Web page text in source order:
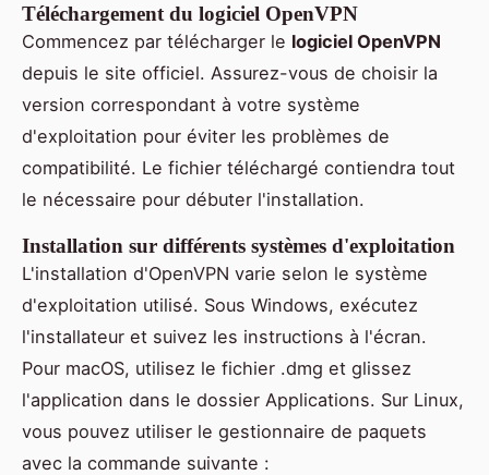
Téléchargement du logiciel OpenVPN
Commencez par télécharger le logiciel OpenVPN
depuis le site officiel. Assurez-vous de choisir la
version correspondant à votre système
d'exploitation pour éviter les problèmes de
compatibilité. Le fichier téléchargé contiendra tout
le nécessaire pour débuter l'installation.
Installation sur différents systèmes d'exploitation
L'installation d'OpenVPN varie selon le système
d'exploitation utilisé. Sous Windows, exécutez
l'installateur et suivez les instructions à l'écran.
Pour macOS, utilisez le fichier .dmg et glissez
l'application dans le dossier Applications. Sur Linux,
vous pouvez utiliser le gestionnaire de paquets
avec la commande suivante :